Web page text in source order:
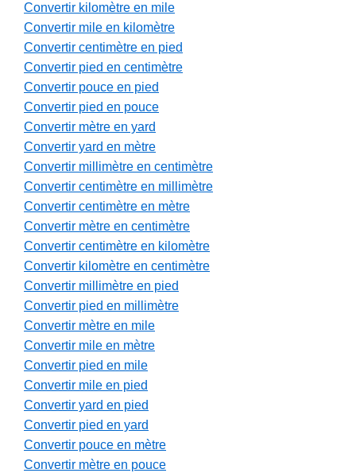
Convertir kilomètre en mile
Convertir mile en kilomètre
Convertir centimètre en pied
Convertir pied en centimètre
Convertir pouce en pied
Convertir pied en pouce
Convertir mètre en yard
Convertir yard en mètre
Convertir millimètre en centimètre
Convertir centimètre en millimètre
Convertir centimètre en mètre
Convertir mètre en centimètre
Convertir centimètre en kilomètre
Convertir kilomètre en centimètre
Convertir millimètre en pied
Convertir pied en millimètre
Convertir mètre en mile
Convertir mile en mètre
Convertir pied en mile
Convertir mile en pied
Convertir yard en pied
Convertir pied en yard
Convertir pouce en mètre
Convertir mètre en pouce